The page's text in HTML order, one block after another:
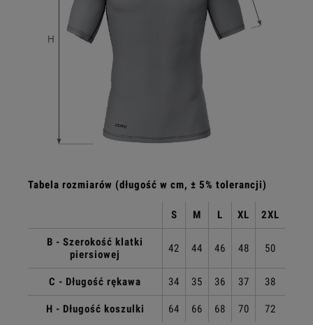
Tabela rozmiarów (długość w cm, ± 5% tolerancji)
S M L XL 2XL
B - Szerokość klatki
piersiowej
42 44 46 48 50
C - Długość rękawa 34 35 36 37 38
H - Długość koszulki 64 66 68 70 72